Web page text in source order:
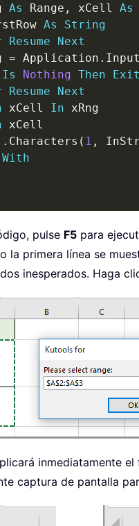
As Range , xCell As
As
String
Resume
Next
= Application .
Is Nothing Then Exit
Resume
Next
xCell In xRng
xCell
. Characters ( 1 , InStr
With
pulse F5 para
la primera línea se
inesperados. Haga
inmediatamente
captura de pantalla